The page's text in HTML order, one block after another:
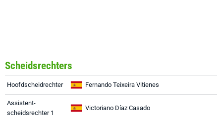
Scheidsrechters
Hoofdscheidrechter Fernando Teixeira Vitienes
Assistent-
scheidsrechter 1
Victoriano Díaz Casado